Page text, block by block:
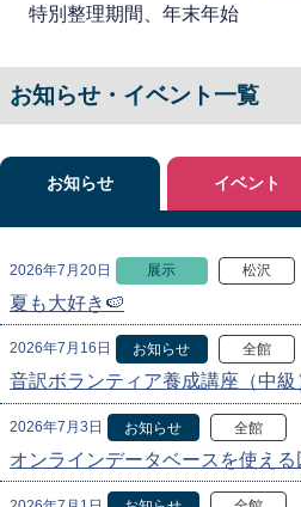
特別整理期間、年末年始
お知らせ・イベント一覧
お知らせ
2026年7月20日 展示 松沢
夏も大好き🍉
2026年7月16日 お知らせ 全館
音訳ボランティア養成講座（中級
2026年7月3日 お知らせ 全館
オンラインデータベースを使える
イベント